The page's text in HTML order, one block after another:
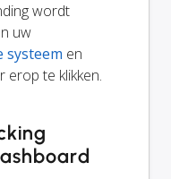
wordt
uw
systeem en
erop te klikken.